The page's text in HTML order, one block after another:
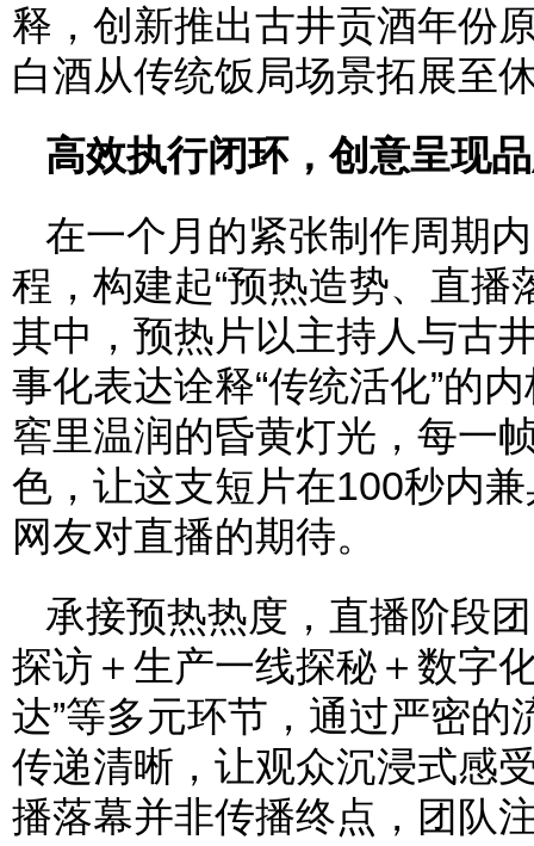
释，创新推出古井贡酒年份
白酒从传统饭局场景拓展至
高效执行闭环，创意呈现
在一个月的紧张制作周期
程，构建起“预热造势、直播
其中，预热片以主持人与古
事化表达诠释“传统活化”的
窖里温润的昏黄灯光，每一
色，让这支短片在100秒内
网友对直播的期待。
承接预热热度，直播阶段
探访＋生产一线探秘＋数字
达”等多元环节，通过严密
传递清晰，让观众沉浸式感
播落幕并非传播终点，团队